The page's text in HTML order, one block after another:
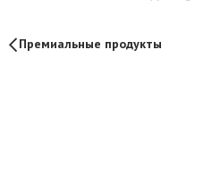
Премиальные продукты